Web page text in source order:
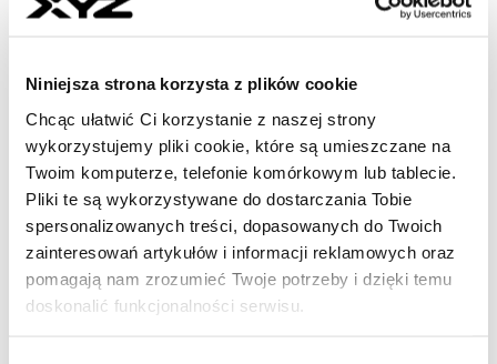
Niniejsza strona korzysta z plików cookie
Chcąc ułatwić Ci korzystanie z naszej strony
wykorzystujemy pliki cookie, które są umieszczane na
Twoim komputerze, telefonie komórkowym lub tablecie.
Pliki te są wykorzystywane do dostarczania Tobie
spersonalizowanych treści, dopasowanych do Twoich
zainteresowań artykułów i informacji reklamowych oraz
pomagają nam zrozumieć Twoje potrzeby i dzięki temu
doskonalić funkcjonalności serwisu.
10.09.2025, 08:38